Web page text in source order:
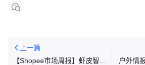
上一篇
【Shopee市场周报】虾皮智利
户外情